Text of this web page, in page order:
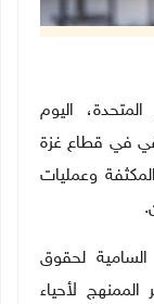
الأمم المتحدة، اليوم
في قطاع غزة
وعمليات
.
لحقوق
الممنهج لأحياء